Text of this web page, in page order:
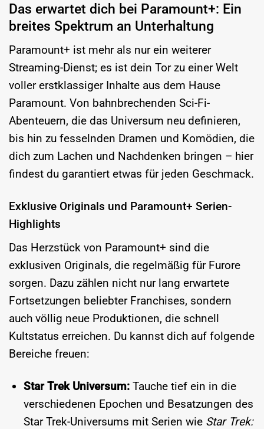
Das erwartet dich bei Paramount+: Ein
breites Spektrum an Unterhaltung
Paramount+ ist mehr als nur ein weiterer
Streaming-Dienst; es ist dein Tor zu einer Welt
voller erstklassiger Inhalte aus dem Hause
Paramount. Von bahnbrechenden Sci-Fi-
Abenteuern, die das Universum neu definieren,
bis hin zu fesselnden Dramen und Komödien, die
dich zum Lachen und Nachdenken bringen – hier
findest du garantiert etwas für jeden Geschmack.
Exklusive Originals und Paramount+ Serien-
Highlights
Das Herzstück von Paramount+ sind die
exklusiven Originals, die regelmäßig für Furore
sorgen. Dazu zählen nicht nur lang erwartete
Fortsetzungen beliebter Franchises, sondern
auch völlig neue Produktionen, die schnell
Kultstatus erreichen. Du kannst dich auf folgende
Bereiche freuen:
Star Trek Universum:Tauche tief ein in die
verschiedenen Epochen und Besatzungen des
Star Trek-Universums mit Serien wie Star Trek: